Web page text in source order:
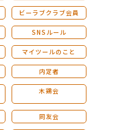
ビーラブクラブ会員
SNSルール
マイツールのこと
内定者
木鶏会
同友会